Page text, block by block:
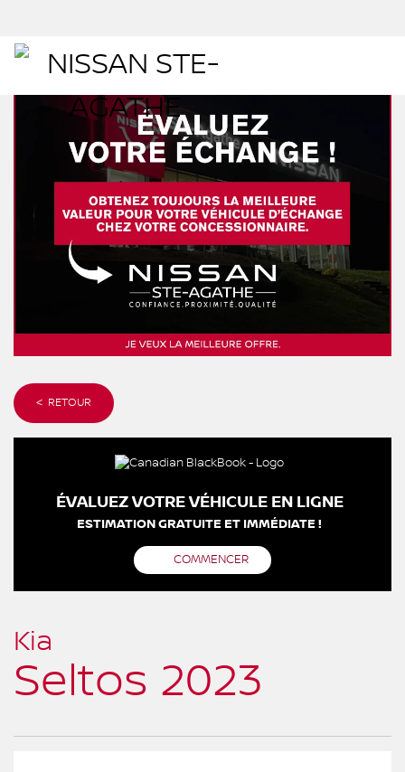
< RETOUR
ÉVALUEZ VOTRE VÉHICULE EN LIGNE
ESTIMATION GRATUITE ET IMMÉDIATE !
COMMENCER
Kia
Seltos 2023